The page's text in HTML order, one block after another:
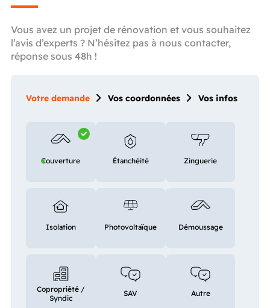
Vous avez un projet de rénovation et vous souhaitez
l’avis d’experts ? N’hésitez pas à nous contacter,
réponse sous 48h !
Votre demande Vos coordonnées Vos infos
Couverture Étanchéité Zinguerie
Isolation Photovoltaïque Démoussage
Copropriété /
Syndic
SAV Autre